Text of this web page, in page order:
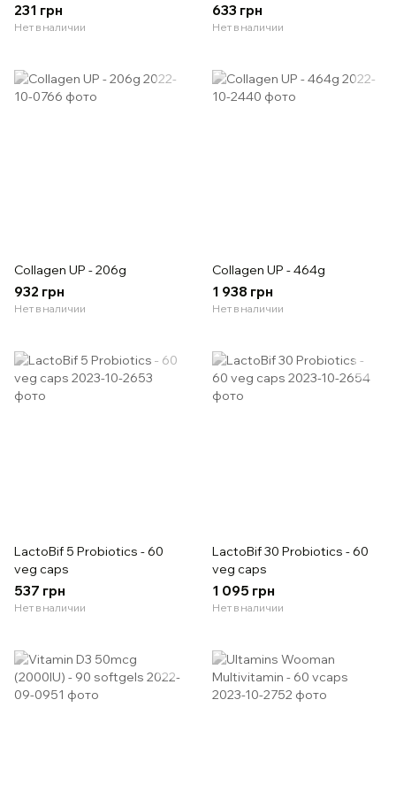
231 грн
Нет в наличии
633 грн
Нет в наличии
Collagen UP - 206g
932 грн
Нет в наличии
Collagen UP - 464g
1 938 грн
Нет в наличии
LactoBif 5 Probiotics - 60
veg caps
537 грн
Нет в наличии
LactoBif 30 Probiotics - 60
veg caps
1 095 грн
Нет в наличии